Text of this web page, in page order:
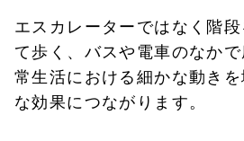
エスカレーターではなく階
て歩く、バスや電車のなか
常生活における細かな動き
な効果につながります。